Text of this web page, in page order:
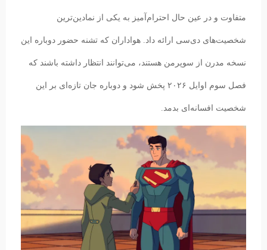
متفاوت و در عین حال احترام‌آمیز به یکی از نمادین‌ترین
شخصیت‌های دی‌سی ارائه داد. هواداران که تشنه حضور دوباره این
نسخه مدرن از سوپرمن هستند، می‌توانند انتظار داشته باشند که
فصل سوم اوایل ۲۰۲۶ پخش شود و دوباره جان تازه‌ای بر این
شخصیت افسانه‌ای بدمد.